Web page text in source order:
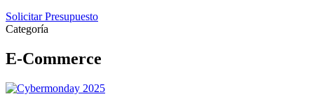
Solicitar Presupuesto
Categoría
E-Commerce